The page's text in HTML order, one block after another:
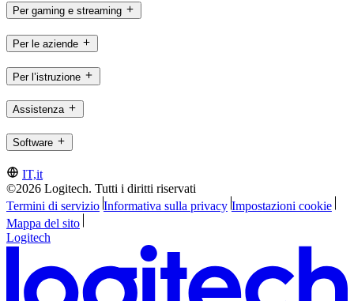
Per gaming e streaming
Per le aziende
Per l’istruzione
Assistenza
Software
IT,it
©2026 Logitech. Tutti i diritti riservati
Termini di servizio Informativa sulla privacy Impostazioni cookie
Mappa del sito
Logitech